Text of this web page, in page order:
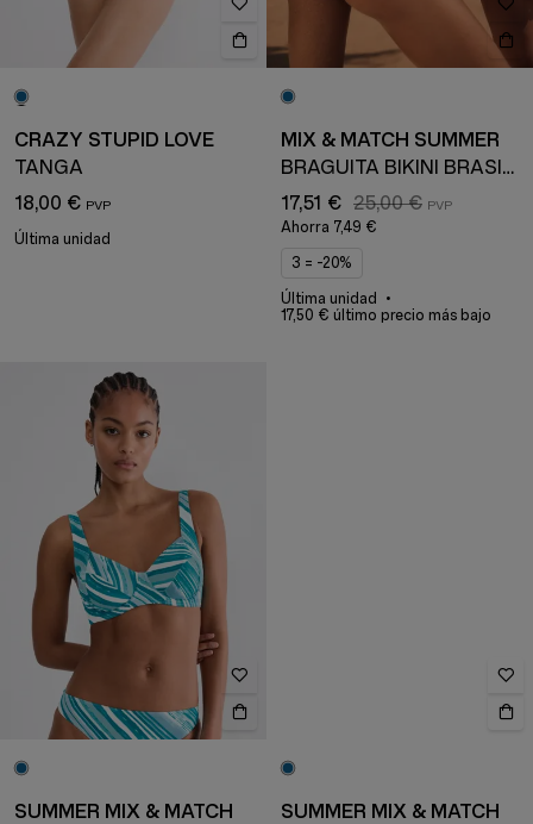
CRAZY STUPID LOVE
TANGA
18,00 €
Última unidad
MIX & MATCH SUMMER
BRAGUITA BIKINI BRASILEÑA
17,51 € 25,00 €
Ahorra 7,49 €
3 = -20%
Última unidad
17,50 € último precio más bajo
SUMMER MIX & MATCH
SUMMER MIX & MATCH